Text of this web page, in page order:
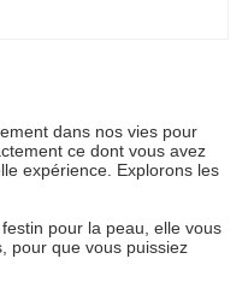
dans nos vies pour
ce dont vous avez
expérience. Explorons les
pour la peau, elle vous
pour que vous puissiez